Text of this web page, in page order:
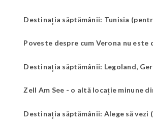
Destinația săptămânii: Tunisia
Poveste despre cum Verona nu este
Destinația săptămânii: Legoland,
Zell Am See - o altă locație minune
Destinația săptămânii: Alege să vezi